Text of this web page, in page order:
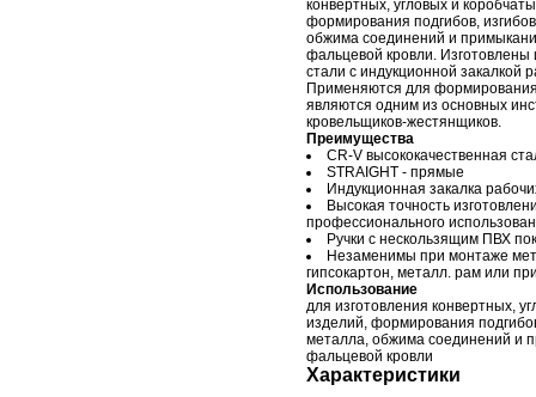
конвертных, угловых и
формирования подгибов,
обжима соединений и
фальцевой кровли. Изготовлены
стали с индукционной закалкой
Применяются для
являются одним из основных
кровельщиков-жестянщиков.
Преимущества
СR-V высококачественная
STRAIGHT - прямые
Индукционная закалка
Высокая точность
профессионального
Ручки с нескользящим ПВХ
Незаменимы при монтаже
гипсокартон, металл. рам или
Использование
для изготовления конвертных,
изделий, формирования
металла, обжима соединений и
фальцевой кровли
Характеристики